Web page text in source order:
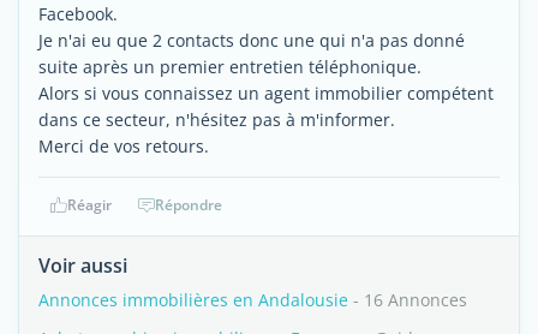
Facebook.
Je n'ai eu que 2 contacts donc une qui n'a pas donné
suite après un premier entretien téléphonique.
Alors si vous connaissez un agent immobilier compétent
dans ce secteur, n'hésitez pas à m'informer.
Merci de vos retours.
Réagir Répondre
Voir aussi
Annonces immobilières en Andalousie - 16 Annonces